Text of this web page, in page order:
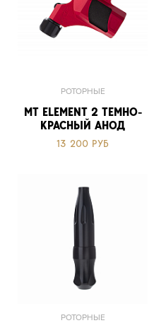
РОТОРНЫЕ
MT ELEMENT 2 ТЕМНО-
КРАСНЫЙ АНОД
13 200 РУБ
РОТОРНЫЕ